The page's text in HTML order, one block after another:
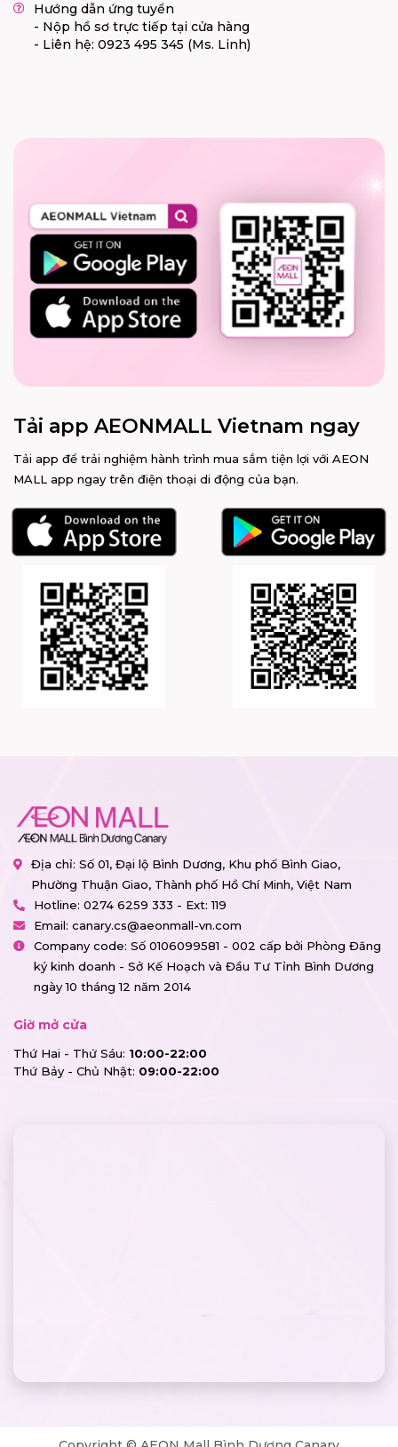
Hướng dẫn ứng tuyển
- Nộp hồ sơ trực tiếp tại cửa hàng
- Liên hệ: 0923 495 345 (Ms. Linh)
Tải app AEONMALL Vietnam ngay
Tải app để trải nghiệm hành trình mua sắm tiện lợi với AEON
MALL app ngay trên điện thoại di động của bạn.
Địa chỉ: Số 01, Đại lộ Bình Dương, Khu phố Bình Giao,
Phường Thuận Giao, Thành phố Hồ Chí Minh, Việt Nam
Hotline: 0274 6259 333 - Ext: 119
Email: canary.cs@aeonmall-vn.com
Company code: Số 0106099581 - 002 cấp bởi Phòng Đăng
ký kinh doanh - Sở Kế Hoạch và Đầu Tư Tỉnh Bình Dương
ngày 10 tháng 12 năm 2014
Giờ mở cửa
Thứ Hai - Thứ Sáu: 10:00-22:00
Thứ Bảy - Chủ Nhật: 09:00-22:00